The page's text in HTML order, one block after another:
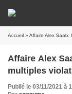
Accueil » Affaire Alex Saab:
Affaire Alex
multiples
Publié le 03/11/2021 à